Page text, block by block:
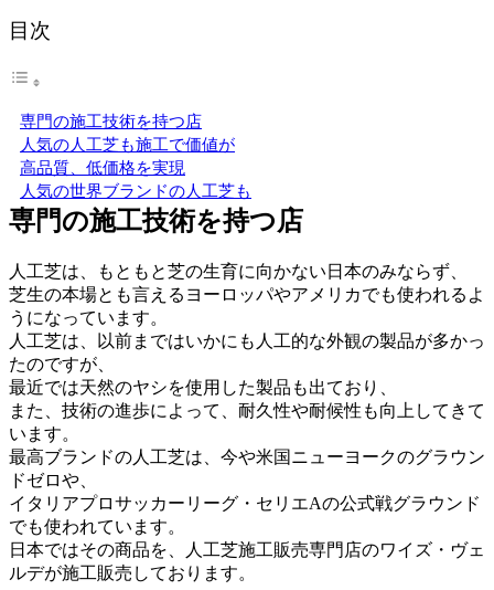
目次
専門の施工技術を持つ店
人気の人工芝も施工で価値が
高品質、低価格を実現
人気の世界ブランドの人工芝も
専門の施工技術を持つ店
人工芝は、もともと芝の生育に向かない日本のみならず、
芝生の本場とも言えるヨーロッパやアメリカでも使われるよ
うになっています。
人工芝は、以前まではいかにも人工的な外観の製品が多かっ
たのですが、
最近では天然のヤシを使用した製品も出ており、
また、技術の進歩によって、耐久性や耐候性も向上してきて
います。
最高ブランドの人工芝は、今や米国ニューヨークのグラウン
ドゼロや、
イタリアプロサッカーリーグ・セリエAの公式戦グラウンド
でも使われています。
日本ではその商品を、人工芝施工販売専門店のワイズ・ヴェ
ルデが施工販売しております。